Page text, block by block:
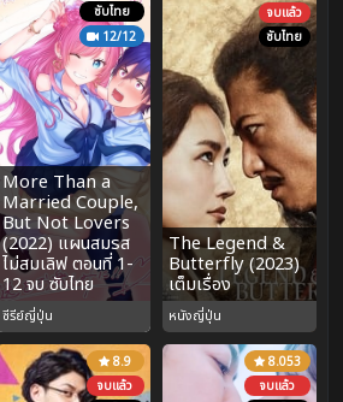
ซับไทย
12/12
More Than a
Married Couple,
But Not Lovers
(2022) แผนสมรส
ไม่สมเลิฟ ตอนที่ 1-
12 จบ ซับไทย
ซีรีย์ญี่ปุ่น
จบแล้ว
ซับไทย
The Legend &
Butterfly (2023)
เต็มเรื่อง
หนังญี่ปุ่น
8.9
จบแล้ว
8.053
จบแล้ว